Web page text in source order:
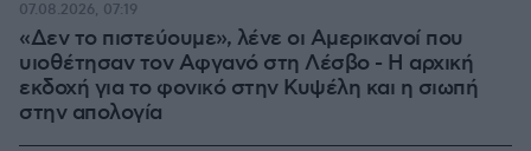
«Δεν το πιστεύουμε», λένε οι Αμερικανοί που
υιοθέτησαν τον Αφγανό στη Λέσβο - Η αρχική
εκδοχή για το φονικό στην Κυψέλη και η σιωπή
στην απολογία
07.08.2026, 07:19